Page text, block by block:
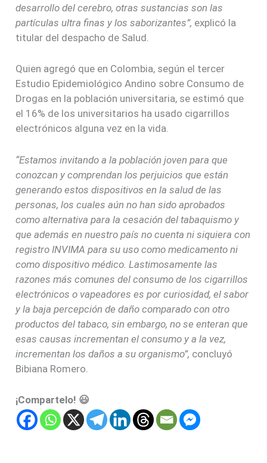
desarrollo del cerebro, otras sustancias son las
partículas ultra finas y los saborizantes”, explicó la
titular del despacho de Salud.
Quien agregó que en Colombia, según el tercer
Estudio Epidemiológico Andino sobre Consumo de
Drogas en la población universitaria, se estimó que
el 16% de los universitarios ha usado cigarrillos
electrónicos alguna vez en la vida.
“Estamos invitando a la población joven para que
conozcan y comprendan los perjuicios que están
generando estos dispositivos en la salud de las
personas, los cuales aún no han sido aprobados
como alternativa para la cesación del tabaquismo y
que además en nuestro país no cuenta ni siquiera con
registro INVIMA para su uso como medicamento ni
como dispositivo médico. Lastimosamente las
razones más comunes del consumo de los cigarrillos
electrónicos o vapeadores es por curiosidad, el sabor
y la baja percepción de daño comparado con otro
productos del tabaco, sin embargo, no se enteran que
esas causas incrementan el consumo y a la vez,
incrementan los daños a su organismo”, concluyó
Bibiana Romero.
¡Compartelo! 😃